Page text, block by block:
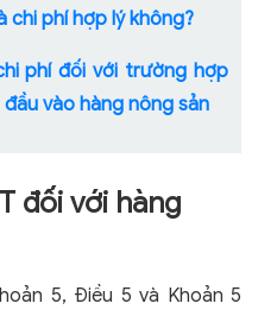
chi phí hợp lý không?
phí đối với trường hợp
vào hàng nông sản
đối với hàng
5, Điều 5 và Khoản 5